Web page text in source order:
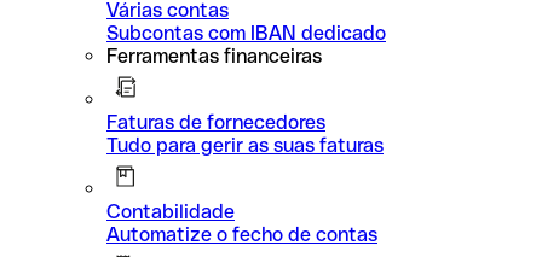
Várias contas
Subcontas com IBAN dedicado
Ferramentas financeiras
Faturas de fornecedores
Tudo para gerir as suas faturas
Contabilidade
Automatize o fecho de contas